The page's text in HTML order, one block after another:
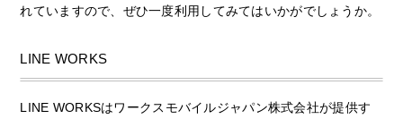
れていますので、ぜひ一度利用してみてはいかがでしょうか。
LINE WORKS
LINE WORKSはワークスモバイルジャパン株式会社が提供す